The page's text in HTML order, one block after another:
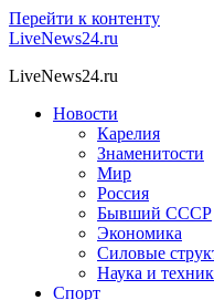
Перейти к контенту
LiveNews24.ru
LiveNews24.ru
Новости
Карелия
Знаменитости
Мир
Россия
Бывший СССР
Экономика
Силовые
Наука и
Спорт